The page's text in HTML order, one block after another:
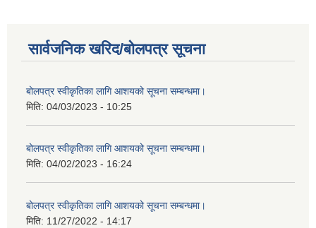
सार्वजनिक खरिद/बोलपत्र सूचना
बोलपत्र स्वीकृतिका लागि आशयको सूचना सम्बन्धमा।
मिति: 04/03/2023 - 10:25
बोलपत्र स्वीकृतिका लागि आशयको सूचना सम्बन्धमा।
मिति: 04/02/2023 - 16:24
बोलपत्र स्वीकृतिका लागि आशयको सूचना सम्बन्धमा।
मिति: 11/27/2022 - 14:17